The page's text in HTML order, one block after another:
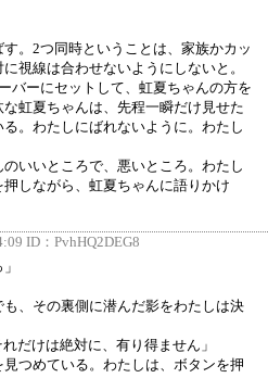
。2つ同時ということは、家族かカッ
視線は合わせないようにしないと。
バーにセットして、虹夏ちゃんの方を
虹夏ちゃんは、先程一瞬だけ見せた
。わたしにばれないように。わたし
いいところで、悪いところ。わたし
しながら、虹夏ちゃんに語りかけ
ID： PvhHQ2DEG8
、その裏側に潜んだ影をわたしは決
だけは絶対に、有り得ません」
つめている。わたしは、ボタンを押